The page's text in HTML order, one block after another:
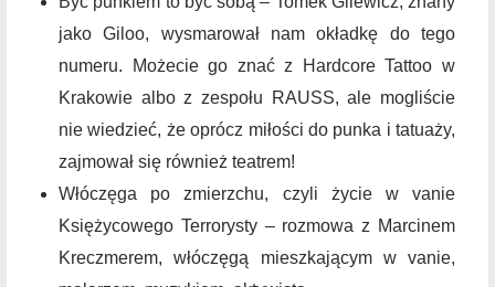
jako Giloo, wysmarował nam okładkę do tego
numeru. Możecie go znać z Hardcore Tattoo w
Krakowie albo z zespołu RAUSS, ale mogliście
nie wiedzieć, że oprócz miłości do punka i tatuaży,
zajmował się również teatrem!
Włóczęga po zmierzchu, czyli życie w vanie
Księżycowego Terrorysty – rozmowa z Marcinem
Kreczmerem, włóczęgą mieszkającym w vanie,